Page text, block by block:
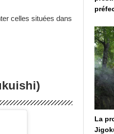
celles situées dans
La